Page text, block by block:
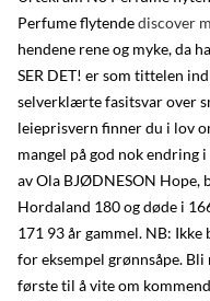
Perfume flytendediscover
hendene rene og myke, da
SER DET! er som tittelen
selverklærte fasitsvar over
leieprisvern finner du i lov
mangel på god nok endring
av Ola BJØDNESON Hope,
Hordaland 180 og døde i
171 93 år gammel. NB:
for eksempel grønnsåpe.
første til å vite om